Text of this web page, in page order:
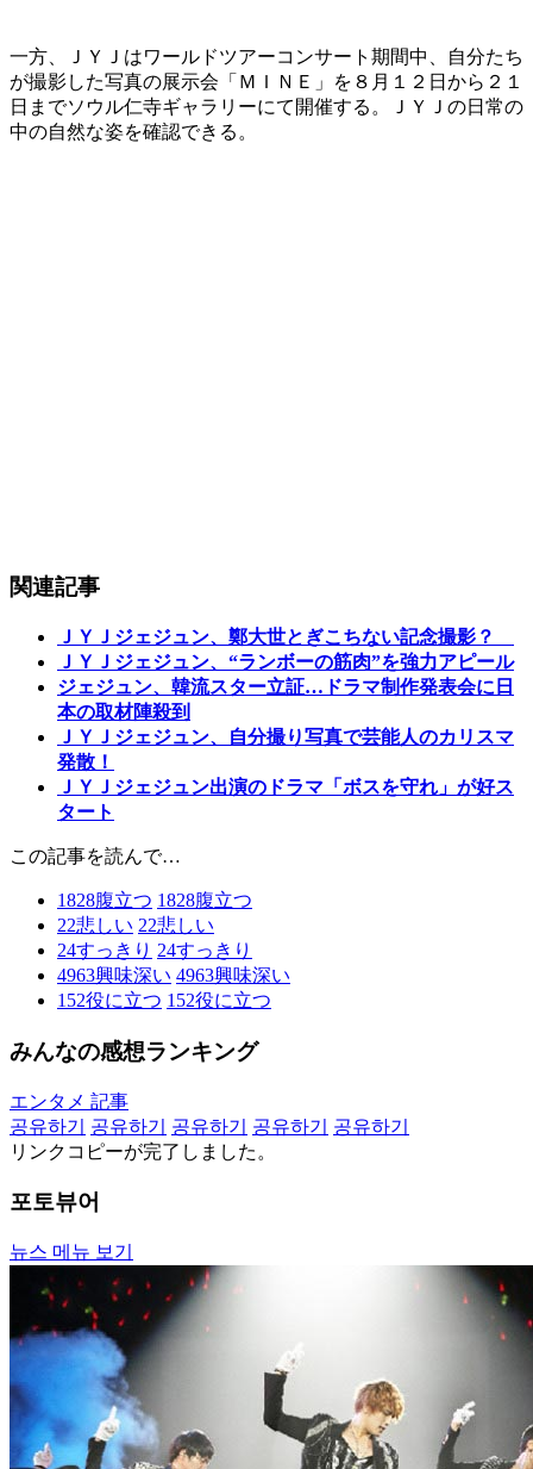
一方、ＪＹＪはワールドツアーコンサート期間中、自分たち
が撮影した写真の展示会「ＭＩＮＥ」を８月１２日から２１
日までソウル仁寺ギャラリーにて開催する。ＪＹＪの日常の
中の自然な姿を確認できる。
関連記事
ＪＹＪジェジュン、鄭大世とぎこちない記念撮影？
ＪＹＪジェジュン、“ランボーの筋肉”を強力アピール
ジェジュン、韓流スター立証…ドラマ制作発表会に日
本の取材陣殺到
ＪＹＪジェジュン、自分撮り写真で芸能人のカリスマ
発散！
ＪＹＪジェジュン出演のドラマ「ボスを守れ」が好ス
タート
この記事を読んで…
1828腹立つ 1828腹立つ
22悲しい 22悲しい
24すっきり 24すっきり
4963興味深い 4963興味深い
152役に立つ 152役に立つ
みんなの感想ランキング
エンタメ 記事
공유하기
공유하기 공유하기 공유하기
공유하기
リンクコピーが完了しました。
포토뷰어
뉴스 메뉴 보기